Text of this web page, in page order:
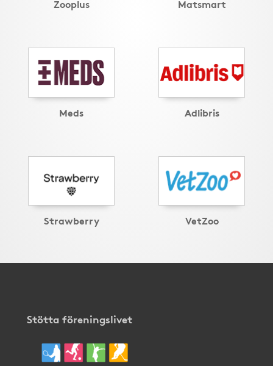
Zooplus Matsmart
Meds Adlibris
Strawberry VetZoo
Stötta föreningslivet